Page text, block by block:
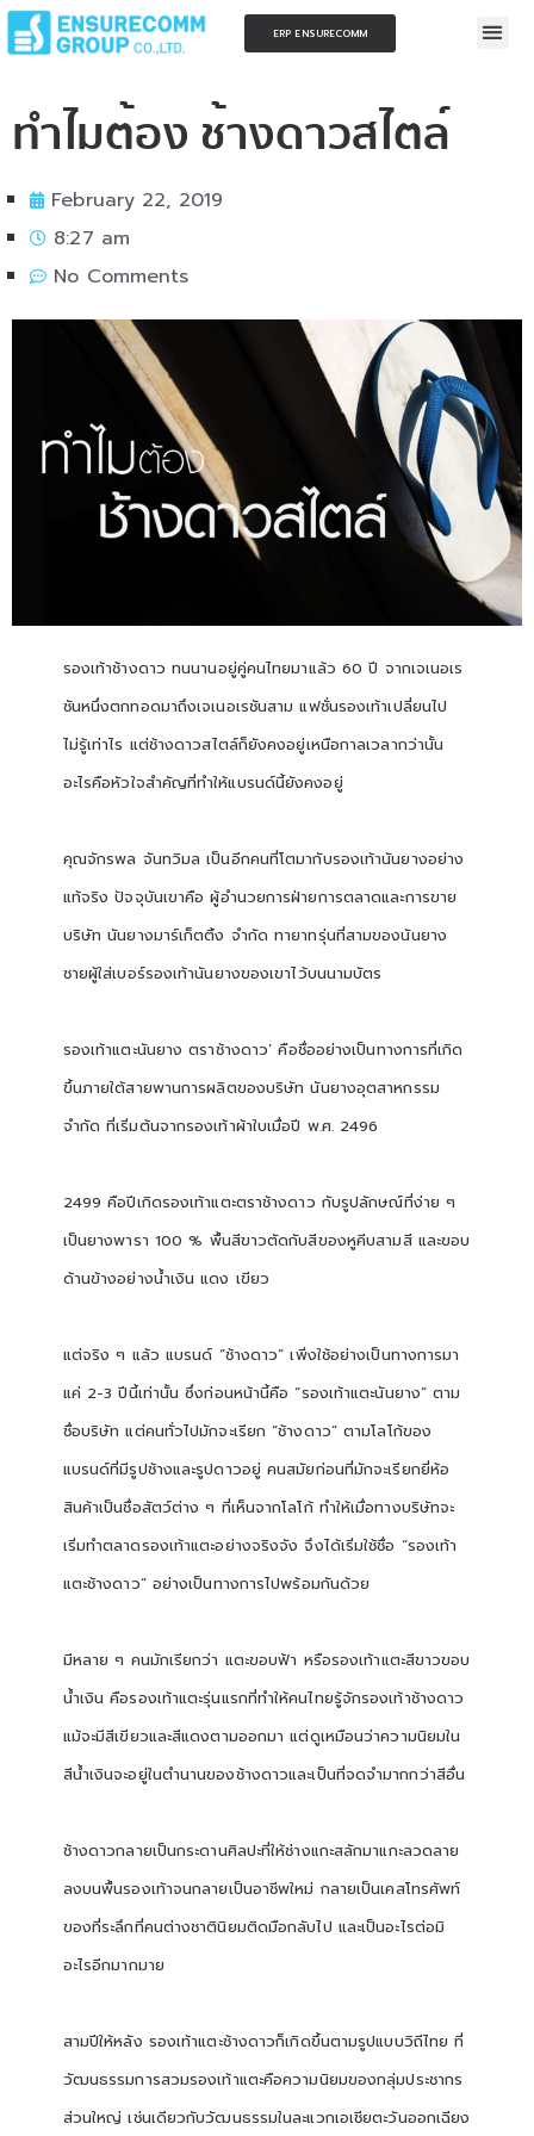
ERP ENSURECOMM
ทำไมต้อง ช้างดาวสไตล์
February 22, 2019
8:27 am
No Comments
รองเท้าช้างดาว ทนนานอยู่คู่คนไทยมาแล้ว 60ปี จากเจเนอเร
ชันหนึ่งตกทอดมาถึงเจเนอเรชันสาม แฟชั่นรองเท้าเปลี่ยนไป
ไม่รู้เท่าไร แต่ช้างดาวสไตล์ก็ยังคงอยู่เหนือกาลเวลากว่านั้น
อะไรคือหัวใจสำคัญที่ทำให้แบรนด์นี้ยังคงอยู่
คุณจักรพล จันทวิมล เป็นอีกคนที่โตมากับรองเท้านันยางอย่าง
แท้จริง ปัจจุบันเขาคือ ผู้อำนวยการฝ่ายการตลาดและการขาย
บริษัท นันยางมาร์เก็ตติ้ง จำกัด ทายาทรุ่นที่สามของนันยาง
ชายผู้ใส่เบอร์รองเท้านันยางของเขาไว้บนนามบัตร
รองเท้าแตะนันยาง ตราช้างดาว’คือชื่ออย่างเป็นทางการที่เกิด
ขึ้นภายใต้สายพานการผลิตของบริษัท นันยางอุตสาหกรรม
จำกัด ที่เริ่มต้นจากรองเท้าผ้าใบเมื่อปี พ.ศ. 2496
2499คือปีเกิดรองเท้าแตะตราช้างดาว กับรูปลักษณ์ที่ง่าย ๆ
เป็นยางพารา 100 % พื้นสีขาวตัดกับสีของหูคีบสามสี และขอบ
ด้านข้างอย่างน้ำเงิน แดง เขียว
แต่จริง ๆ แล้ว แบรนด์ “ช้างดาว” เพิ่งใช้อย่างเป็นทางการมา
แค่ 2-3 ปีนี้เท่านั้น ซึ่งก่อนหน้านี้คือ “รองเท้าแตะนันยาง” ตาม
ชื่อบริษัท แต่คนทั่วไปมักจะเรียก “ช้างดาว” ตามโลโก้ของ
แบรนด์ที่มีรูปช้างและรูปดาวอยู่ คนสมัยก่อนที่มักจะเรียกยี่ห้อ
สินค้าเป็นชื่อสัตว์ต่าง ๆ ที่เห็นจากโลโก้ ทำให้เมื่อทางบริษัทจะ
เริ่มทำตลาดรองเท้าแตะอย่างจริงจัง จึงได้เริ่มใช้ชื่อ “รองเท้า
แตะช้างดาว” อย่างเป็นทางการไปพร้อมกันด้วย
มีหลาย ๆ คนมักเรียกว่า แตะขอบฟ้า หรือรองเท้าแตะสีขาวขอบ
น้ำเงิน คือรองเท้าแตะรุ่นแรกที่ทำให้คนไทยรู้จักรองเท้าช้างดาว
แม้จะมีสีเขียวและสีแดงตามออกมา แต่ดูเหมือนว่าความนิยมใน
สีน้ำเงินจะอยู่ในตำนานของช้างดาวและเป็นที่จดจำมากกว่าสีอื่น
ช้างดาวกลายเป็นกระดานศิลปะที่ให้ช่างแกะสลักมาแกะลวดลาย
ลงบนพื้นรองเท้าจนกลายเป็นอาชีพใหม่ กลายเป็นเคสโทรศัพท์
ของที่ระลึกที่คนต่างชาตินิยมติดมือกลับไป และเป็นอะไรต่อมิ
อะไรอีกมากมาย
สามปีให้หลัง รองเท้าแตะช้างดาวก็เกิดขึ้นตามรูปแบบวิถีไทย ที่
วัฒนธรรมการสวมรองเท้าแตะคือความนิยมของกลุ่มประชากร
ส่วนใหญ่ เช่นเดียวกับวัฒนธรรมในละแวกเอเชียตะวันออกเฉียง